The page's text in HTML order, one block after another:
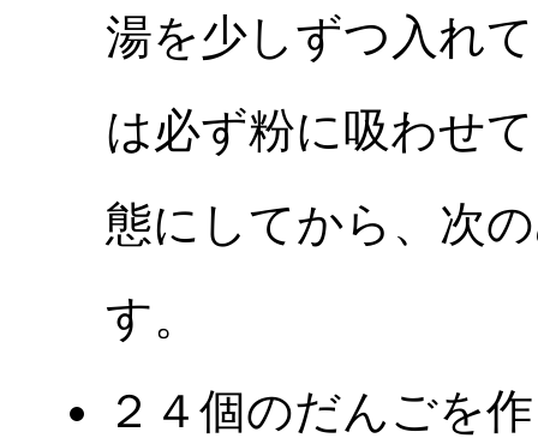
湯を少しずつ入れ
は必ず粉に吸わせ
態にしてから、次
す。
２４個のだんごを